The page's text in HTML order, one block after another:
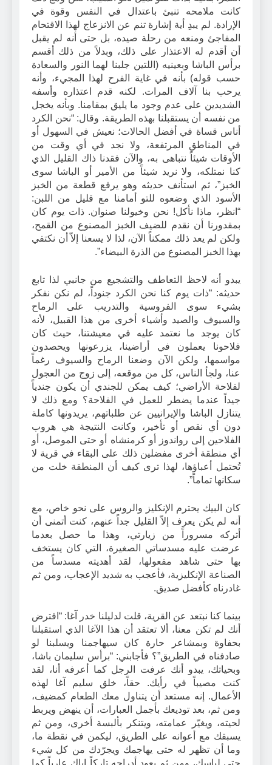
كانت ملامحه تنبئ باعتدال في النفس وقوة في
الإرادة. لم يبدِ أية إشارة تنم عن الانزعاج لهذا الاقتحام
المفاجئ ومنعه من رحلة صيده، بل حتى أنه لم يقبل
أن أقدم له الاعتذار على ذلك، وبدلاً من ذلك أقسم
برأس الباشا وبعينيه (اللتين جلبنا لهما النور والسعادة
حسب قوله) بأنه في غاية الفرح لهذا المجيء، وأنه
يرحب بنا آلاف المرات. لكنه قدم اعتذاره وأسفه
الشديدين على عدم وجود ما يليق بمقامنا. وبأنه يخجل
من نفسه أن يستقبلنا بهذه الطريقة. وقال: “نحن الكرد
أناس قساة في أفضل الحالات؛ نعيش في السهول أو
في المناطق المرتفعة، ولا نجد في أي وقت من
الأوقات شيئاً نتباهى به، والآن فقدنا ذاك القليل الذي
كنا نمتلكه، ولا نريد شيئاً من الأمير أو الباشا سوى
الخبز”، ثم استأنف حديثه وهو يرفع قطعة من الخبز
الأسود الذي وضعوه للتو أمامنا مع قليل من اللبن:
“انظر، ماذا نأكل! نحن وخيولنا صنوان. ذات يوم كان
بمقدورنا أن نقدم للضيف الخبز المصنوع من القمح،
ولكن لم يعد ذلك ممكناً الآن، لذا لا يسعنا إلاّ أن نكتفي
بهذا الخبز المصنوع من الذرة البيضاء”.
يبدو أنه لاحظ التعاطف والتشجيع من جانبي لذا تابع
حديثه: “ذات يوم كنا نحن الكرد جنوداً، لم نكن نفكر
بشيء سوى الفروسية والتدريب على الرماح
والسيوف والصيد وأشياء أخرى من هذا القبيل، لأنه
كان يوجد ما نعتمد عليه في معيشتنا، حيث كان
فلاحونا يعملون في أراضينا، يزرعونها ويحصدون
مواسمها، ولكن الآن وضعنا الرماح والسيوف رغماً
عنا، ولجأ الناس، كل من موقعه، إلى زوج من العجول
لفلاحة الأراضي؛ كيف يمكن للجندي أن يكون جندياً
جيداً عندما يضطر للعمل في الفلاحة؟ ومع ذلك لا
يتنازل الباشا والإيرانيين عن طلباتهم، يريدونها كاملة
دون أي نقص أو تأخير، وكانت النتيجة هي هروب
الفلاحين إلى رواندوز أو كرمنشاه أو حتى الموصل، أو
أي منطقة أخرى مفضلين ذلك على البقاء في قرية لا
تُحتمل أعباؤها، لهذا ترى كيف أن المنطقة خلت من
سكانها تماماً”.
كان البيك يحترم الإنكليز والروس على نحو خاص، مع
أنه لم يكن يعرف إلاّ القليل جداً عنهم، كنت أتمنى أن
أتركه مسروراً من زيارتي، وهذا ما حصل بعدما
عرضت عليه مسدساتي الصغيرة، التي كان يستخف
بها حتى شاهد مفعولها، لقد أهديته مسدساً من
الصناعة الإنكليزية، فأعجب به شديد الإعجاب، ومن ثم
غادرناه كأفضل صديق.
بينما كنا نبتعد عن القرية، قلت لدليلنا خدر آغا: “افترض
أنك لم تكن معنا، ألا تعتقد أن هذا الآغا الذي استقبلنا
بحفاوة وبمشاعر حارة كان سيهاجمنا ويسلبنا لو
صادفناه في الطريق”؟ فأجابني: “برأس سليمان باشا،
وبحياتك، يبدو أنك عرفت الرجل كما أعرفه أنا، لقد
كنت مصيباً في رأيك. حقاً، خلق سليم آغا لهذه
الأعمال. إنه مستعد أن يتناول معك الطعام كمضيف،
ومن ثم، بعد توديعك بأجمل العبارات، أن ينهض ويربط
لحيته، ويغيّر عمامته، ويتنكر بألبسة أخرى، ومن ثم
يسبقك مع أعوانه على الطريق، ليكمن في نقطة ما،
وما أن تظهر له حتى يهاجمك ويجرّدك من كل شيء
حتى لباسك، ومن ثم يعود أدراجه تاركاً إياك عارياً كما